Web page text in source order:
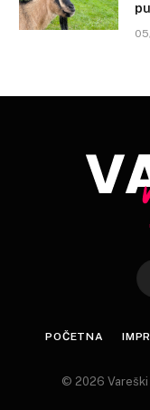
POČETNA
© 2026 Vareški